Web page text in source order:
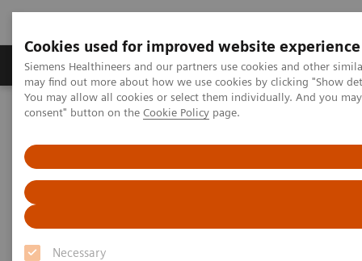
Cookies used for improved website experience
Siemens Healthineers and our partners use cookies and other
may find out more about how we use cookies by clicking "Show
You may allow all cookies or select them individually. And you
consent" button on the Cookie Policy page.
Necessary
Produkter och lösningar Kliniska specialiteter
Hem Education & Training
Siemens Healthineers Academy
Grundkurs i skelett
Grundkurs i skelett
Siemens Healthineers Academy